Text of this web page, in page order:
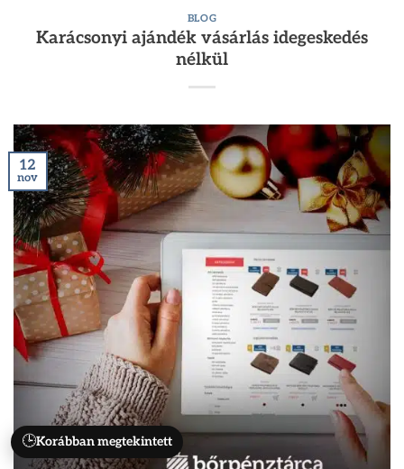
BLOG
Karácsonyi ajándék vásárlás idegeskedés
nélkül
12
nov
🕒Korábban megtekintett